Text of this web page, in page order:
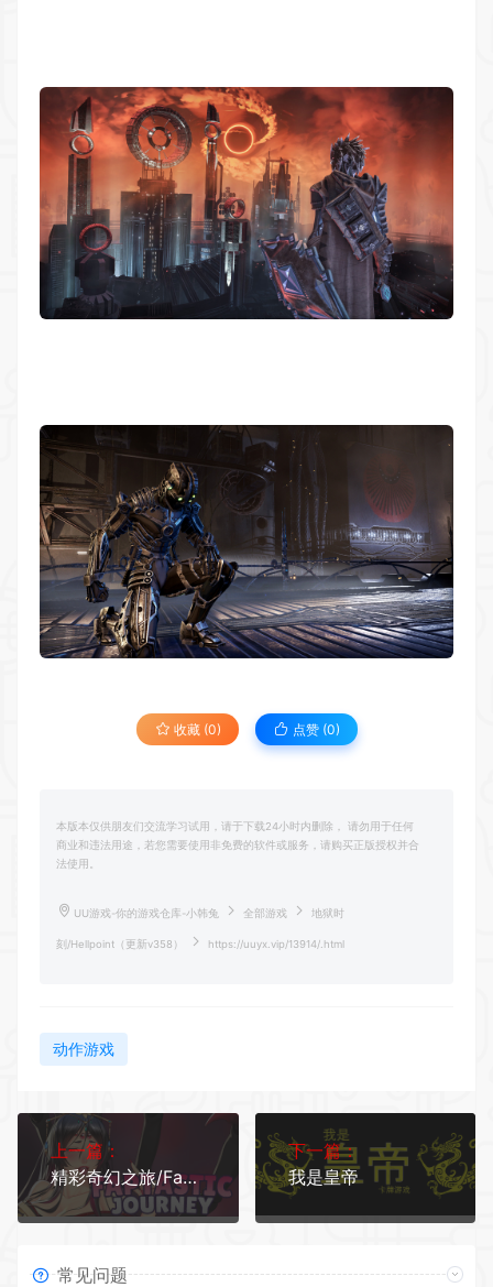
收藏 (0) 点赞 (0)
本版本仅供朋友们交流学习试用，请于下载24小时内删除， 请勿用于任何
商业和违法用途，若您需要使用非免费的软件或服务，请购买正版授权并合
法使用。
UU游戏-你的游戏仓库-小韩兔 全部游戏 地狱时
刻/Hellpoint（更新v358） https://uuyx.vip/13914/.html
动作游戏
上一篇：
精彩奇幻之旅/Faptastic Journey
下一篇：
我是皇帝
常见问题